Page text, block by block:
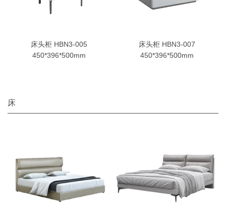
床头柜 HBN3-005
450*396*500mm
床头柜 HBN3-007
450*396*500mm
床